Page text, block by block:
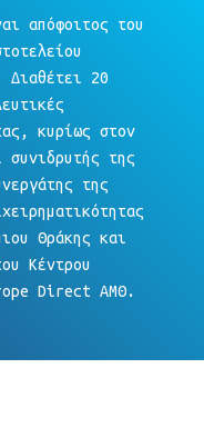
Διαθέτει 20
κυρίως στον
συνιδρυτής της
της
Θράκης και
Κέντρου
Direct ΑΜΘ.